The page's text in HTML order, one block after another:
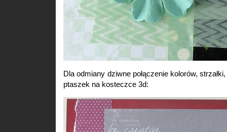
Dla odmiany dziwne połączenie kolorów,
ptaszek na kosteczce 3d: